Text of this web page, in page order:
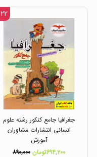
۲۲ %
جغرافیا جامع کنکور رشته علوم
انسانی انتشارات مشاوران
آموزش
۶۹۴,۲۰۰تومان
۸۹۰,۰۰۰